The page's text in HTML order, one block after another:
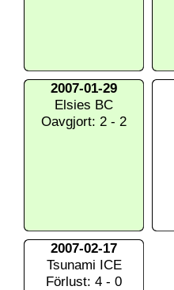
2007-01-29
Elsies BC
Oavgjort: 2 - 2
2007-02-17
Tsunami ICE
Förlust: 4 - 0